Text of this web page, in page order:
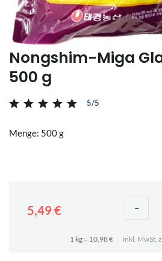
Nongshim-Miga
500 g
5/5
Menge: 500 g
5,49 € -
1 kg = 10,98 € inkl. MwSt.